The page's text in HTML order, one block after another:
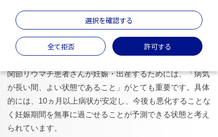
関節リウマチの活動性が高い患者さんでは、妊娠
しづらく、早産や低出生体重児のリスクが高まる
可能性があります
関節リウマチ患者さんが妊娠・出産するためには、「病気
が長い間、よい状態であること」がとても重要です。具体
的には、10ヵ月以上病状が安定し、今後も悪化することな
く妊娠期間を無事に過ごせることが予測できる状態と考え
られています。
全て拒否
選択を確認する
許可する